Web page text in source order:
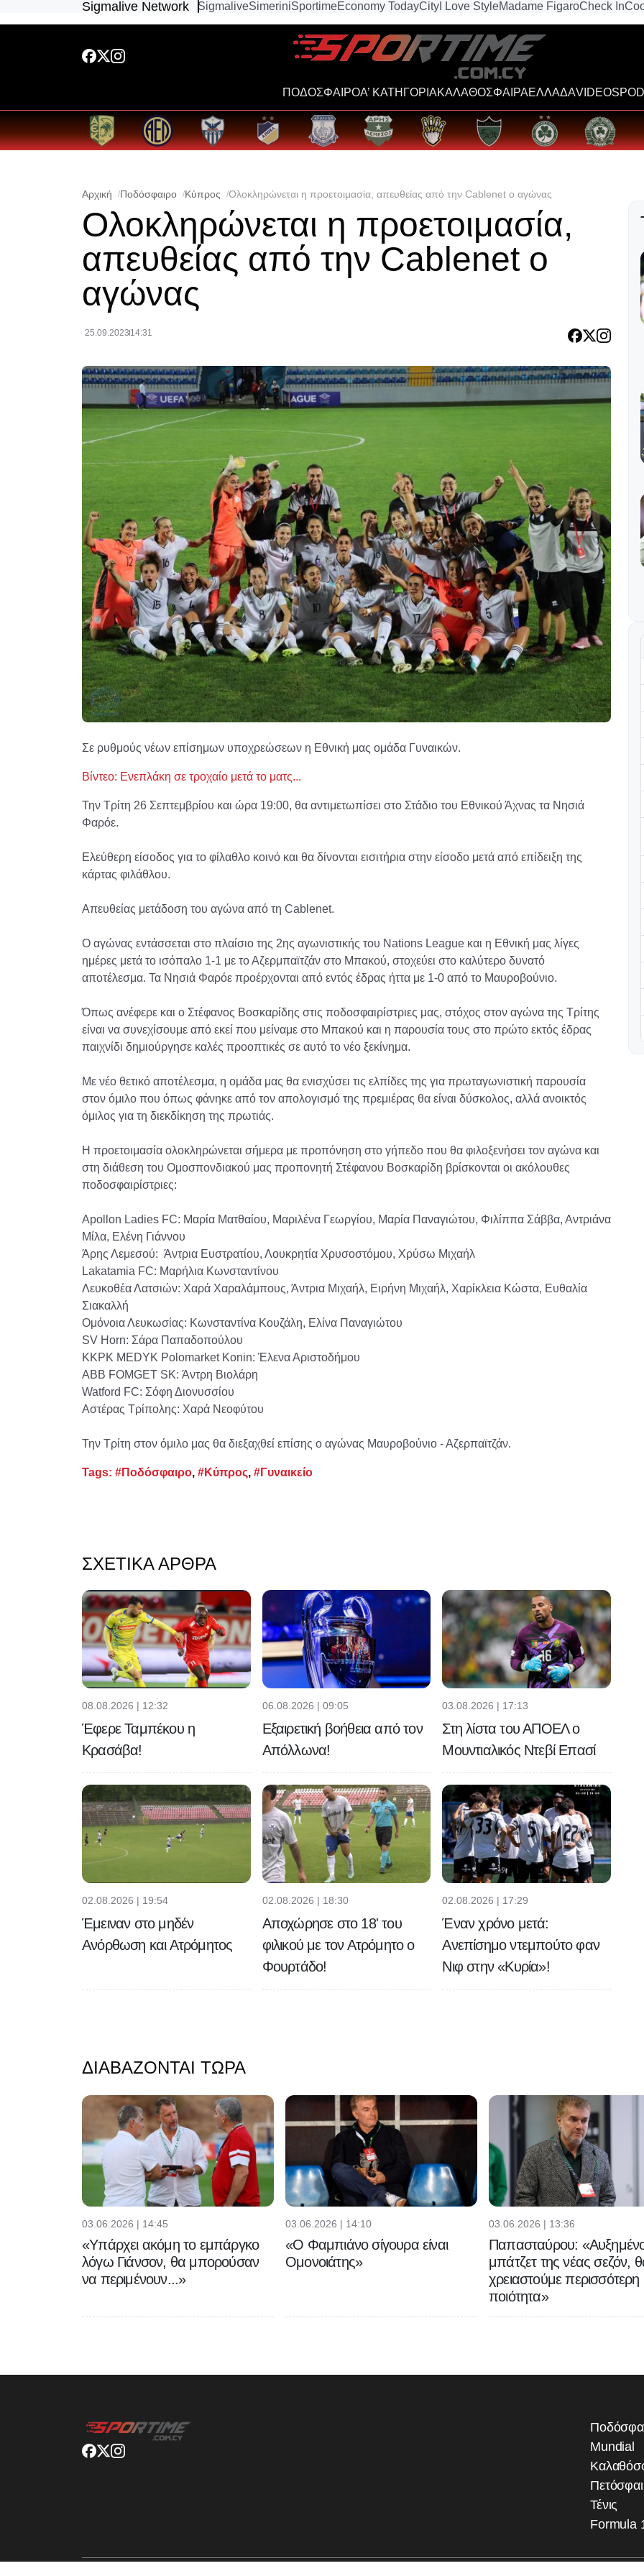
Sigmalive Network SigmaliveSimeriniSportimeEconomy TodayCity I Love StyleMadame FigaroCheck In
ΠΟΔΟΣΦΑΙΡΟΑ’ ΚΑΤΗΓΟΡΙΑΚΑΛΑΘΟΣΦΑΙΡΑΕΛΛΑΔΑVIDEOS
Αρχική Ποδόσφαιρο Κύπρος Ολοκληρώνεται η προετοιμασία, απευθείας από την Cablenet ο αγώνας
Ολοκληρώνεται η προετοιμασία,
απευθείας από την Cablenet ο
αγώνας
25.09.2023 14:31
Σε ρυθμούς νέων επίσημων υποχρεώσεων η Εθνική μας ομάδα Γυναικών.
Βίντεο: Ενεπλάκη σε τροχαίο μετά το ματς...
Την Τρίτη 26 Σεπτεμβρίου και ώρα 19:00, θα αντιμετωπίσει στο Στάδιο του Εθνικού Άχνας τα Νησιά
Φαρόε.
Ελεύθερη είσοδος για το φίλαθλο κοινό και θα δίνονται εισιτήρια στην είσοδο μετά από επίδειξη της
κάρτας φιλάθλου.
Απευθείας μετάδοση του αγώνα από τη Cablenet.
Ο αγώνας εντάσσεται στο πλαίσιο της 2ης αγωνιστικής του Nations League και η Εθνική μας λίγες
ημέρες μετά το ισόπαλο 1-1 με το Αζερμπαϊτζάν στο Μπακού, στοχεύει στο καλύτερο δυνατό
αποτέλεσμα. Τα Νησιά Φαρόε προέρχονται από εντός έδρας ήττα με 1-0 από το Μαυροβούνιο.
Όπως ανέφερε και ο Στέφανος Βοσκαρίδης στις ποδοσφαιρίστριες μας, στόχος στον αγώνα της Τρίτης
είναι να συνεχίσουμε από εκεί που μείναμε στο Μπακού και η παρουσία τους στο πρώτο εκτός έδρας
παιχνίδι δημιούργησε καλές προοπτικές σε αυτό το νέο ξεκίνημα.
Με νέο θετικό αποτέλεσμα, η ομάδα μας θα ενισχύσει τις ελπίδες της για πρωταγωνιστική παρουσία
στον όμιλο που όπως φάνηκε από τον απολογισμό της πρεμιέρας θα είναι δύσκολος, αλλά ανοικτός
όμιλος για τη διεκδίκηση της πρωτιάς.
Η προετοιμασία ολοκληρώνεται σήμερα με προπόνηση στο γήπεδο που θα φιλοξενήσει τον αγώνα και
στη διάθεση του Ομοσπονδιακού μας προπονητή Στέφανου Βοσκαρίδη βρίσκονται οι ακόλουθες
ποδοσφαιρίστριες:
Apollon Ladies FC: Μαρία Ματθαίου, Μαριλένα Γεωργίου, Μαρία Παναγιώτου, Φιλίππα Σάββα, Αντριάνα
Μίλα, Ελένη Γιάννου
Άρης Λεμεσού: Άντρια Ευστρατίου, Λουκρητία Χρυσοστόμου, Χρύσω Μιχαήλ
Lakatamia FC: Μαρήλια Κωνσταντίνου
Λευκοθέα Λατσιών: Χαρά Χαραλάμπους, Άντρια Μιχαήλ, Ειρήνη Μιχαήλ, Χαρίκλεια Κώστα, Ευθαλία
Σιακαλλή
Ομόνοια Λευκωσίας: Κωνσταντίνα Κουζάλη, Ελίνα Παναγιώτου
SV Horn: Σάρα Παπαδοπούλου
KKPK MEDYK Polomarket Konin: Έλενα Αριστοδήμου
ABB FOMGET SK: Άντρη Βιολάρη
Watford FC: Σόφη Διονυσσίου
Αστέρας Τρίπολης: Χαρά Νεοφύτου
Την Τρίτη στον όμιλο μας θα διεξαχθεί επίσης ο αγώνας Μαυροβούνιο - Αζερπαϊτζάν.
Tags: #Ποδόσφαιρο, #Κύπρος, #Γυναικείο
ΣΧΕΤΙΚΆ ΆΡΘΡΑ
08.08.2026 | 12:32
Έφερε Ταμπέκου η
Κρασάβα!
06.08.2026 | 09:05
Εξαιρετική βοήθεια από τον
Απόλλωνα!
03.08.2026 | 17:13
Στη λίστα του ΑΠΟΕΛ ο
Μουντιαλικός Ντεβί Επασί
02.08.2026 | 19:54
Έμειναν στο μηδέν
Ανόρθωση και Ατρόμητος
02.08.2026 | 18:30
Αποχώρησε στο 18' του
φιλικού με τον Ατρόμητο ο
Φουρτάδο!
02.08.2026 | 17:29
Έναν χρόνο μετά:
Ανεπίσημο ντεμπούτο φαν
Νιφ στην «Κυρία»!
ΔΙΑΒΆΖΟΝΤΑΙ ΤΏΡΑ
03.06.2026 | 14:45
«Υπάρχει ακόμη το εμπάργκο
λόγω Γιάνσον, θα μπορούσαν
να περιμένουν...»
03.06.2026 | 14:10
«Ο Φαμπιάνο σίγουρα είναι
Ομονοιάτης»
03.06.2026 | 13:36
Παπασταύρου:
μπάτζετ της νέας σεζόν,
χρειαστούμε περισσότερη
ποιότητα»
Mundial
Τένις
Formula